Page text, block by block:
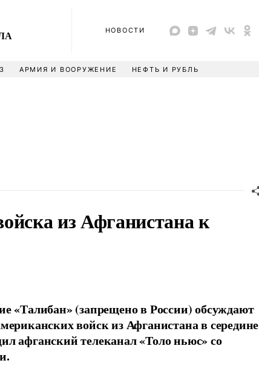
НОВОСТИ
АРМИЯ И ВООРУЖЕНИЕ НЕФТЬ И РУБЛЬ
из Афганистана к
«Талибан» (запрещено в России) обсуждают
войск из Афганистана в середине
афганский телеканал «Толо ньюс» со